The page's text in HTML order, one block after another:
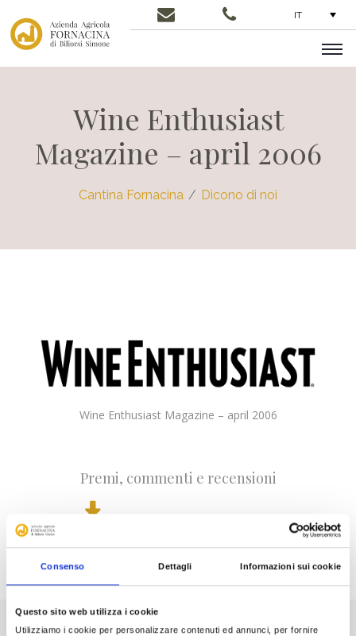
Consenso Dettagli Informazioni sui cookie
Questo sito web utilizza i cookie
Utilizziamo i cookie per personalizzare contenuti ed annunci, per fornire
IT
Wine Enthusiast
Magazine – april 2006
Cantina Fornacina Dicono di noi
Wine Enthusiast Magazine – april 2006
Premi, commenti e recensioni